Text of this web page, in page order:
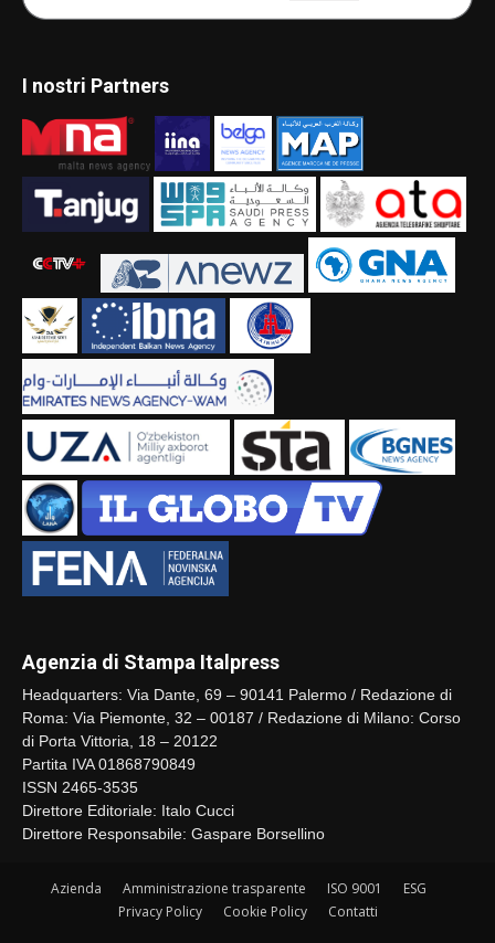
I nostri Partners
Agenzia di Stampa Italpress
Headquarters: Via Dante, 69 – 90141 Palermo / Redazione di
Roma: Via Piemonte, 32 – 00187 / Redazione di Milano: Corso
di Porta Vittoria, 18 – 20122
Partita IVA 01868790849
ISSN 2465-3535
Direttore Editoriale: Italo Cucci
Direttore Responsabile: Gaspare Borsellino
Azienda Amministrazione trasparente ISO 9001
ESG
Privacy Policy
Cookie Policy Contatti